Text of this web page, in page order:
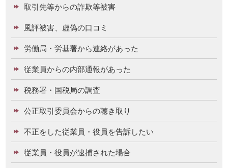
取引先等からの詐欺等被害
風評被害、虚偽の口コミ
労働局・労基署から連絡があった
従業員からの内部通報があった
税務署・国税局の調査
公正取引委員会からの聴き取り
不正をした従業員・役員を告訴したい
従業員・役員が逮捕された場合